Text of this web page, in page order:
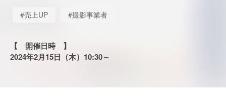
#売上UP #撮影事業者
【 開催日時 】
2024年2月15日（木）10:30～